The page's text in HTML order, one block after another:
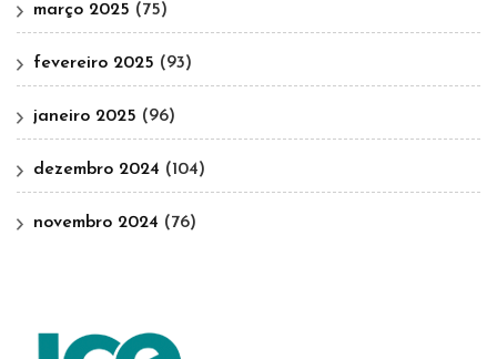
março 2025 (75)
fevereiro 2025 (93)
janeiro 2025 (96)
dezembro 2024 (104)
novembro 2024 (76)